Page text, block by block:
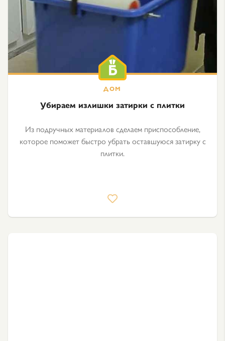
Убираем излишки затирки с плитки
Из подручных материалов сделаем приспособление,
которое поможет быстро убрать оставшуюся затирку с
плитки.